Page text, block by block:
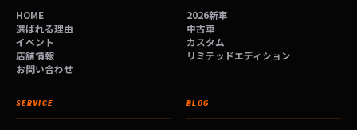
HOME
選ばれる理由
イベント
店舗情報
お問い合わせ
2026新車
中古車
カスタム
リミテッドエディション
SERVICE BLOG